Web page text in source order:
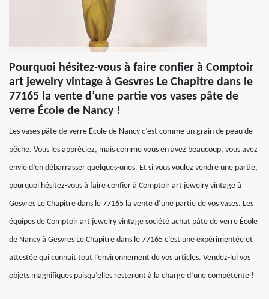
Pourquoi hésitez-vous à faire confier à Comptoir
art jewelry vintage à Gesvres Le Chapitre dans le
77165 la vente d’une partie vos vases pâte de
verre École de Nancy !
Les vases pâte de verre École de Nancy c’est comme un grain de peau de
pêche. Vous les appréciez, mais comme vous en avez beaucoup, vous avez
envie d’en débarrasser quelques-unes. Et si vous voulez vendre une partie,
pourquoi hésitez-vous à faire confier à Comptoir art jewelry vintage à
Gesvres Le Chapitre dans le 77165 la vente d’une partie de vos vases. Les
équipes de Comptoir art jewelry vintage société achat pâte de verre École
de Nancy à Gesvres Le Chapitre dans le 77165 c’est une expérimentée et
attestée qui connait tout l’environnement de vos articles. Vendez-lui vos
objets magnifiques puisqu’elles resteront à la charge d’une compétente !